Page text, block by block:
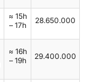
≈ 15h
– 17h
28.650.000
≈ 16h
– 19h
29.400.000